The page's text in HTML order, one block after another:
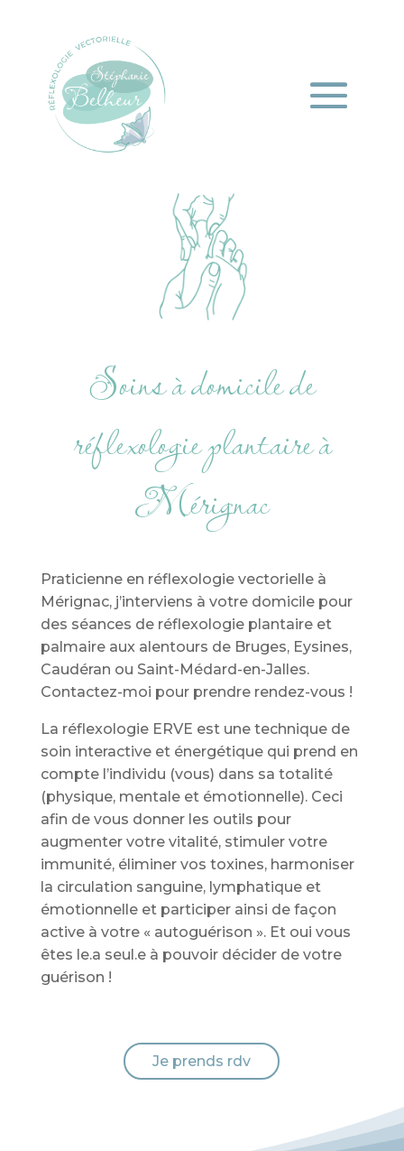
Soins à domicile de
réflexologie plantaire à
Mérignac
Praticienne en réflexologie vectorielle à
Mérignac, j’interviens à votre domicile pour
des séances de réflexologie plantaire et
palmaire aux alentours de Bruges, Eysines,
Caudéran ou Saint-Médard-en-Jalles.
Contactez-moi pour prendre rendez-vous !
La réflexologie ERVE est une technique de
soin interactive et énergétique qui prend en
compte l’individu (vous) dans sa totalité
(physique, mentale et émotionnelle). Ceci
afin de vous donner les outils pour
augmenter votre vitalité, stimuler votre
immunité, éliminer vos toxines, harmoniser
la circulation sanguine, lymphatique et
émotionnelle et participer ainsi de façon
active à votre « autoguérison ». Et oui vous
êtes le.a seul.e à pouvoir décider de votre
guérison !
Je prends rdv